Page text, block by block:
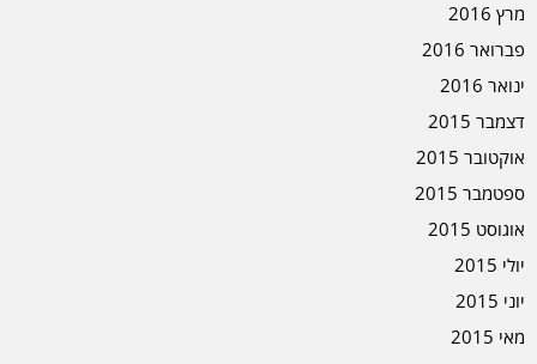
מרץ 2016
פברואר 2016
ינואר 2016
דצמבר 2015
אוקטובר 2015
ספטמבר 2015
אוגוסט 2015
יולי 2015
יוני 2015
מאי 2015